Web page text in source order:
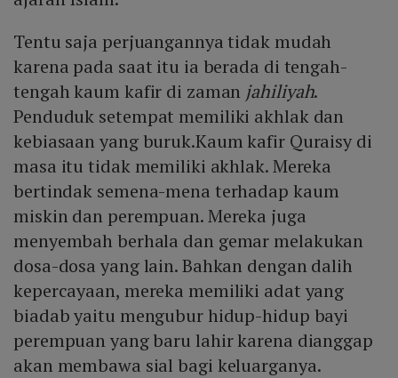
Tentu saja perjuangannya tidak mudah
karena pada saat itu ia berada di tengah-
tengah kaum kafir di zaman jahiliyah.
Penduduk setempat memiliki akhlak dan
kebiasaan yang buruk.Kaum kafir Quraisy di
masa itu tidak memiliki akhlak. Mereka
bertindak semena-mena terhadap kaum
miskin dan perempuan. Mereka juga
menyembah berhala dan gemar melakukan
dosa-dosa yang lain. Bahkan dengan dalih
kepercayaan, mereka memiliki adat yang
biadab yaitu mengubur hidup-hidup bayi
perempuan yang baru lahir karena dianggap
akan membawa sial bagi keluarganya.